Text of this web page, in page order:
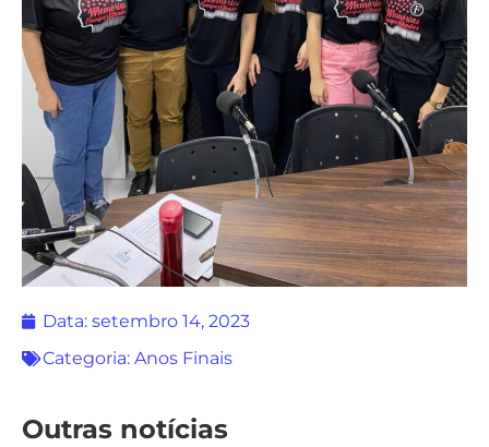
Data: setembro 14, 2023
Categoria: Anos Finais
Outras notícias